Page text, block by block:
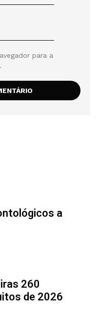
para a
a
260
de 2026